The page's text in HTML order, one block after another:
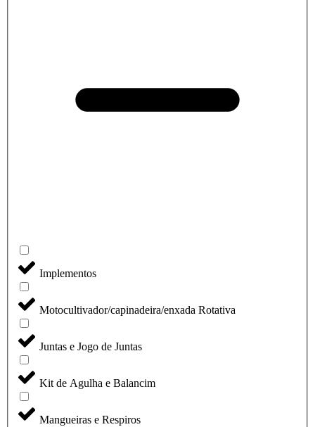
Implementos
Motocultivador/capinadeira/enxada Rotativa
Juntas e Jogo de Juntas
Kit de Agulha e Balancim
Mangueiras e Respiros